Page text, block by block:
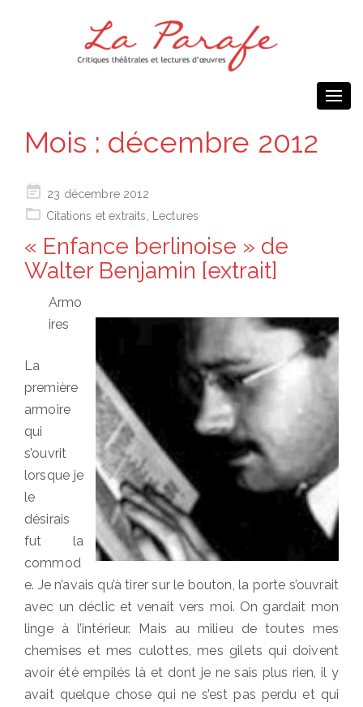
Mois : décembre 2012
Posted
on
23 décembre 2012
Citations et extraits
Lectures
« Enfance berlinoise » de
Walter Benjamin [extrait]
Armo
ires
La
première
armoire
qui
s’ouvrit
lorsque je
le
désirais
fut la
commod
e. Je n’avais qu’à tirer sur le bouton, la porte s’ouvrait
avec un déclic et venait vers moi. On gardait mon
linge à l’intérieur. Mais au milieu de toutes mes
chemises et mes culottes, mes gilets qui doivent
avoir été empilés là et dont je ne sais plus rien, il y
avait quelque chose qui ne s’est pas perdu et qui